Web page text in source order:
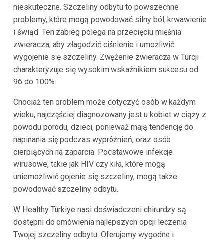
nieskuteczne. Szczeliny odbytu to powszechne
problemy, które mogą powodować silny ból, krwawienie
i świąd. Ten zabieg polega na przecięciu mięśnia
zwieracza, aby złagodzić ciśnienie i umożliwić
wygojenie się szczeliny. Zwężenie zwieracza w Turcji
charakteryzuje się wysokim wskaźnikiem sukcesu od
96 do 100%.
Chociaż ten problem może dotyczyć osób w każdym
wieku, najczęściej diagnozowany jest u kobiet w ciąży z
powodu porodu, dzieci, ponieważ mają tendencję do
napinania się podczas wypróżnień, oraz osób
cierpiących na zaparcia. Podstawowe infekcje
wirusowe, takie jak HIV czy kiła, które mogą
uniemożliwić gojenie się szczeliny, mogą także
powodować szczeliny odbytu.
W Healthy Türkiye nasi doświadczeni chirurdzy są
dostępni do omówienia najlepszych opcji leczenia
Twojej szczeliny odbytu. Oferujemy wygodne i